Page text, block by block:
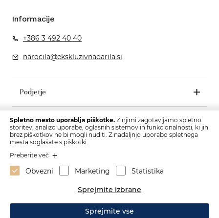
Informacije
+386 3 492 40 40
narocila@ekskluzivnadarila.si
Podjetje
Pogoji poslovanja
Spletno mesto uporablja piškotke. Z njimi zagotavljamo spletno
storitev, analizo uporabe, oglasnih sistemov in funkcionalnosti, ki jih
brez piškotkov ne bi mogli nuditi. Z nadaljnjo uporabo spletnega
mesta soglašate s piškotki.
Preberite več
Obvezni Marketing Statistika
Sprejmite izbrane
Sprejmite vse